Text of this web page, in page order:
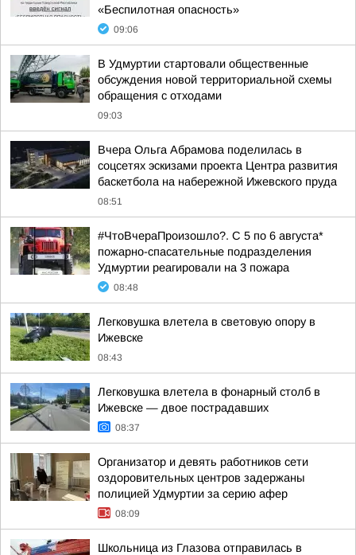
«Беспилотная опасность»
09:06
В Удмуртии стартовали общественные
обсуждения новой территориальной схемы
обращения с отходами
09:03
Вчера Ольга Абрамова поделилась в
соцсетях эскизами проекта Центра развития
баскетбола на набережной Ижевского пруда
08:51
#ЧтоВчераПроизошло?. С 5 по 6 августа*
пожарно-спасательные подразделения
Удмуртии реагировали на 3 пожара
08:48
Легковушка влетела в световую опору в
Ижевске
08:43
Легковушка влетела в фонарный столб в
Ижевске — двое пострадавших
08:37
Организатор и девять работников сети
оздоровительных центров задержаны
полицией Удмуртии за серию афер
08:09
Школьница из Глазова отправилась в